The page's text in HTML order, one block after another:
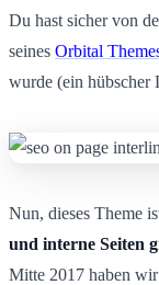
Du hast sicher von
seines Orbital
wurde (ein hübscher
Nun, dieses Theme
und interne Seiten
Mitte 2017 haben wir